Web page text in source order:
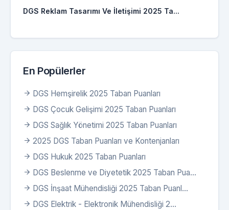
DGS Reklam Tasarımı Ve İletişimi 2025 Ta...
En Popülerler
DGS Hemşirelik 2025 Taban Puanları
DGS Çocuk Gelişimi 2025 Taban Puanları
DGS Sağlık Yönetimi 2025 Taban Puanları
2025 DGS Taban Puanları ve Kontenjanları
DGS Hukuk 2025 Taban Puanları
DGS Beslenme ve Diyetetik 2025 Taban Pua...
DGS İnşaat Mühendisliği 2025 Taban Puanl...
DGS Elektrik - Elektronik Mühendisliği 2...